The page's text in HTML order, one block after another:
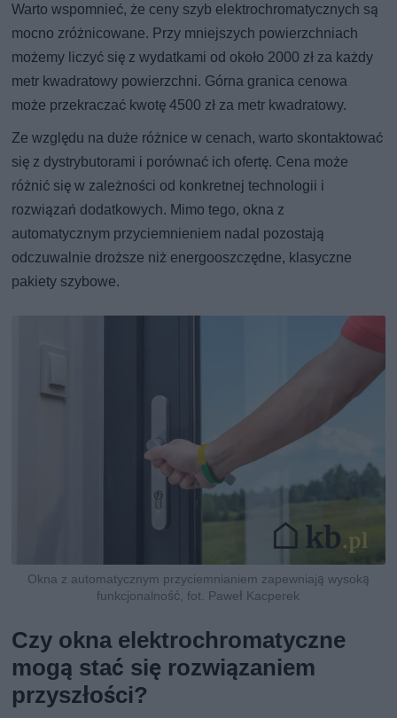
Warto wspomnieć, że ceny szyb elektrochromatycznych są
mocno zróżnicowane. Przy mniejszych powierzchniach
możemy liczyć się z wydatkami od około 2000 zł za każdy
metr kwadratowy powierzchni. Górna granica cenowa
może przekraczać kwotę 4500 zł za metr kwadratowy.
Ze względu na duże różnice w cenach, warto skontaktować
się z dystrybutorami i porównać ich ofertę. Cena może
różnić się w zależności od konkretnej technologii i
rozwiązań dodatkowych. Mimo tego, okna z
automatycznym przyciemnieniem nadal pozostają
odczuwalnie droższe niż energooszczędne, klasyczne
pakiety szybowe.
Okna z automatycznym przyciemnianiem zapewniają wysoką
funkcjonalność, fot. Paweł Kacperek
Czy okna elektrochromatyczne
mogą stać się rozwiązaniem
przyszłości?